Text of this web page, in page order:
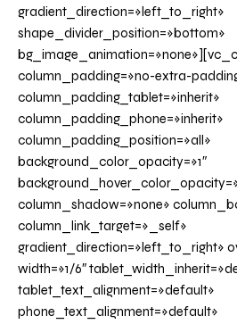
gradient_direction=»left_to_right»
shape_divider_position=»bottom»
column_padding=»no-extra-
column_padding_tablet=»inherit»
column_padding_phone=»inherit»
column_padding_position=»all»
background_color_opacity=»1″
column_shadow=»none»
column_link_target=»_self»
gradient_direction=»left_to_right»
width=»1/6″
tablet_text_alignment=»default»
phone_text_alignment=»default»